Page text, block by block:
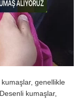
genellikle
kumaşlar,